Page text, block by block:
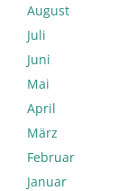
August
Juli
Juni
Mai
April
März
Februar
Januar